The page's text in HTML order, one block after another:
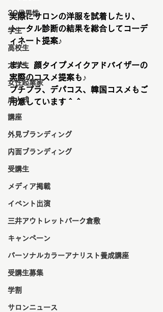
30代男性
学生
高校生
大学生
女性起業家
成人式
講座
外見ブランディング
内面ブランディング
受講生
メディア掲載
イベント出演
三井アウトレットパーク倉敷
キャンペーン
パーソナルカラーアナリスト養成講座
受講生募集
学割
サロンニュース
実際にサロンの洋服を試着したり、
トータル診断の結果を総合してコーデ
ィネート提案♪
また、顔タイプメイクアドバイザーの
実際のコスメ提案も♪
プチプラ、デパコス、韓国コスメもご
用意しています＾＾